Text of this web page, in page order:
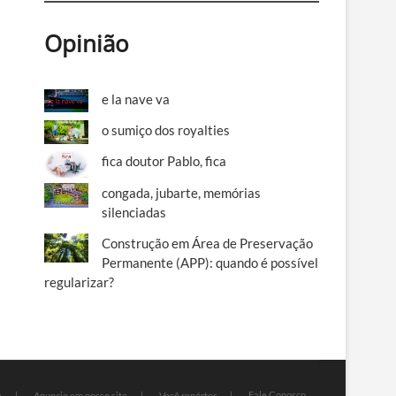
Opinião
e la nave va
o sumiço dos royalties
fica doutor Pablo, fica
congada, jubarte, memórias
silenciadas
Construção em Área de Preservação
Permanente (APP): quando é possível
regularizar?